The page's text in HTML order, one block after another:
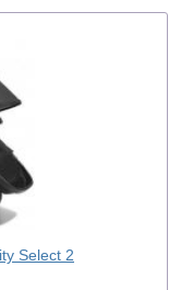
Select 2